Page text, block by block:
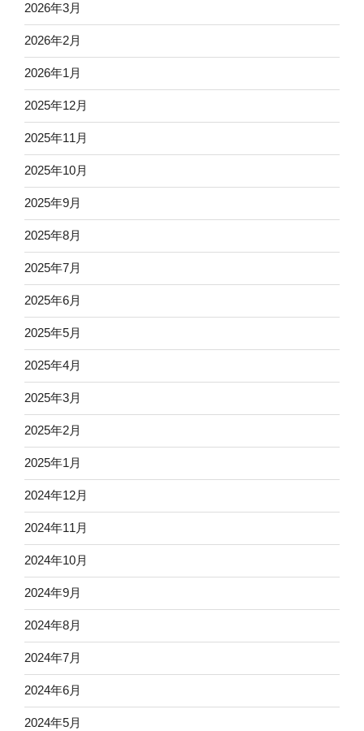
2026年3月
2026年2月
2026年1月
2025年12月
2025年11月
2025年10月
2025年9月
2025年8月
2025年7月
2025年6月
2025年5月
2025年4月
2025年3月
2025年2月
2025年1月
2024年12月
2024年11月
2024年10月
2024年9月
2024年8月
2024年7月
2024年6月
2024年5月